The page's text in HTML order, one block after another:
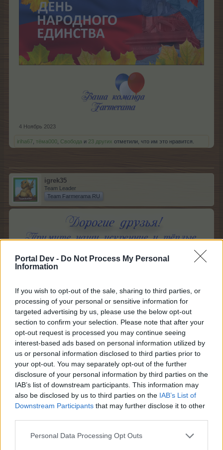
Portal Dev - Do Not Process My Personal
Information
If you wish to opt-out of the sale, sharing to third parties, or
processing of your personal or sensitive information for
targeted advertising by us, please use the below opt-out
section to confirm your selection. Please note that after your
opt-out request is processed you may continue seeing
interest-based ads based on personal information utilized by
us or personal information disclosed to third parties prior to
your opt-out. You may separately opt-out of the further
disclosure of your personal information by third parties on the
IAB’s list of downstream participants. This information may
also be disclosed by us to third parties on the IAB’s List of
Downstream Participants that may further disclose it to other
Personal Data Processing Opt Outs
4 Ноябрь 2023
iriha67, тёма000, Свобода и 23 других отметили, что им это нравится.
igrek35
Team Leader
Team Farmerama RU